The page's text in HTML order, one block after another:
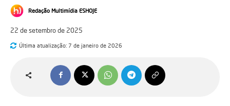
Redação Multimídia ESHOJE
22 de setembro de 2025
Última atualização: 7 de janeiro de 2026